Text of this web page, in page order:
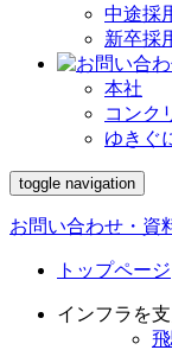
中途採
新卒採
本社
コンク
ゆきぐ
toggle navigation
お問い合わせ・資
トップページ
インフラを